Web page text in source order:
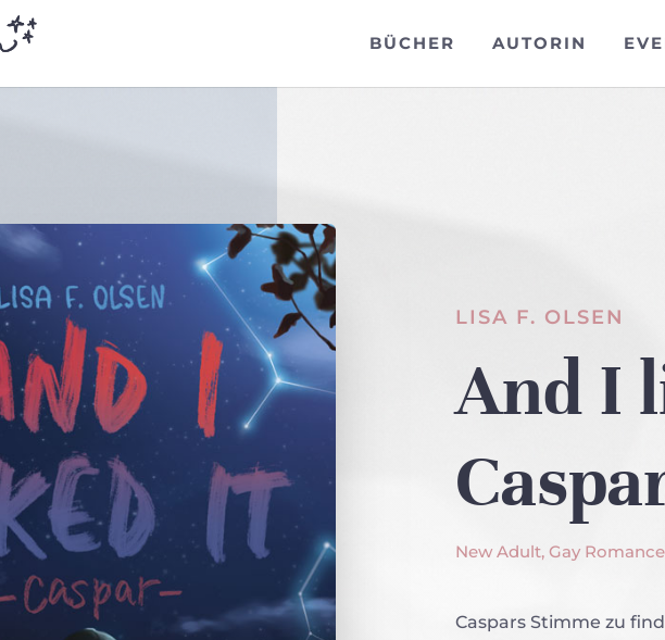
BÜCHER AUTORIN
LISA F. OLSEN
And I
New Adult, Gay Romance
Caspars Stimme zu